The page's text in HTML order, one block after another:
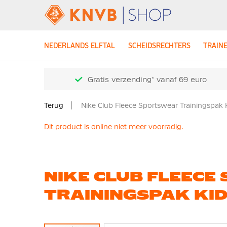
NEDERLANDS ELFTAL SCHEIDSRECHTERS
Gratis verzending* vanaf 69 euro
Terug Nike Club Fleece Sportswear Trainingspak
Dit product is online niet meer voorradig.
NIKE CLUB FLEECE
TRAININGSPAK